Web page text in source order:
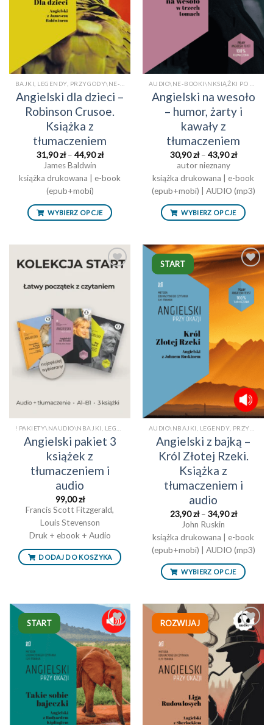
BAJKI, LEGENDY, PRZYGODY\NE-BOOKI\NKSIĄŻKI PO ANGIELSKU Z TŁUMACZENIEM\NKSIĄŻKI TRADYCYJNEBAJKI, LEGENDY, PRZYGODY
Angielski dla dzieci –
Robinson Crusoe.
Książka z
tłumaczeniem
31,90zł – 44,90złZakres
31,90 zł
James Baldwin
książka drukowana | e-book
(epub+mobi)
WYBIERZ OPCJE
AUDIO\NE-BOOKI\NKSIĄŻKI PO ANGIELSKU Z TŁUMACZENIEM\NKSIĄŻKI TRADYCYJNE\NNA WESOŁOAUDIO
Angielski na wesoło
– humor, żarty i
kawały z
tłumaczeniem
30,90zł – 43,90złZakres
30,90 zł
do
43,90 zł
autor nieznany
książka drukowana | e-book
(epub+mobi) | AUDIO (mp3)
WYBIERZ OPCJE
życzeń
Angielski pakiet 3
książek z
tłumaczeniem i
audio
99,00zł
Francis Scott Fitzgerald,
Louis Stevenson
Druk + ebook + Audio
DODAJ DO KOSZYKA
START
Dodaj
do
listy
Angielski z bajką –
Król Złotej Rzeki.
Książka z
tłumaczeniem i
audio
23,90zł – 34,90złZakres
23,90 zł
do
34,90 zł
John Ruskin
książka drukowana | e-book
(epub+mobi) | AUDIO (mp3)
WYBIERZ OPCJE
START
Dodaj
do
listy
życzeń
ROZWIJAJ
Dodaj
listy
życzeń